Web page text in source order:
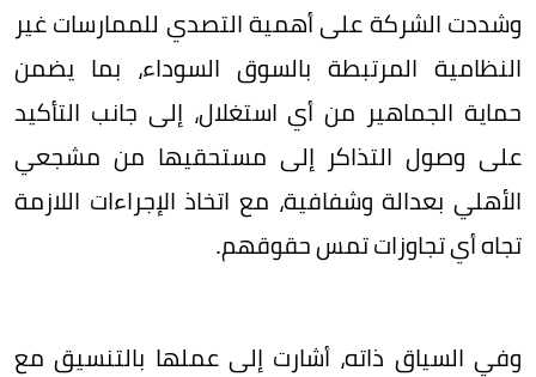
وشددت الشركة على أهمية التصدي للممارسات غير
النظامية المرتبطة بالسوق السوداء، بما يضمن
حماية الجماهير من أي استغلال، إلى جانب التأكيد
على وصول التذاكر إلى مستحقيها من مشجعي
الأهلي بعدالة وشفافية، مع اتخاذ الإجراءات اللازمة
تجاه أي تجاوزات تمس حقوقهم.
وفي السياق ذاته، أشارت إلى عملها بالتنسيق مع